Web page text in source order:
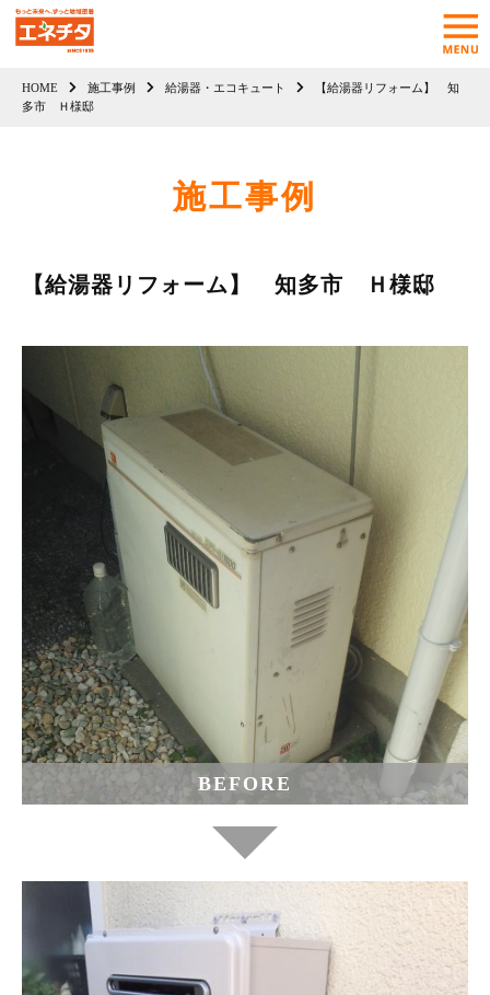
HOME 施工事例 給湯器・エコキュート
【給湯器リフォーム】 知
多市 Ｈ様邸
施工事例
【給湯器リフォーム】 知多市 Ｈ様邸
BEFORE